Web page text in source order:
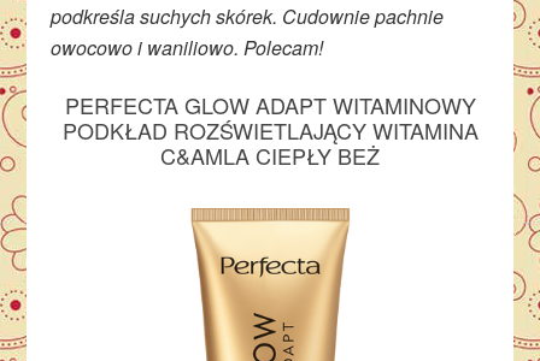
podkreśla suchych skórek. Cudownie pachnie
owocowo i waniliowo. Polecam!
PERFECTA GLOW ADAPT WITAMINOWY
PODKŁAD ROZŚWIETLAJĄCY WITAMINA
C&AMLA CIEPŁY BEŻ